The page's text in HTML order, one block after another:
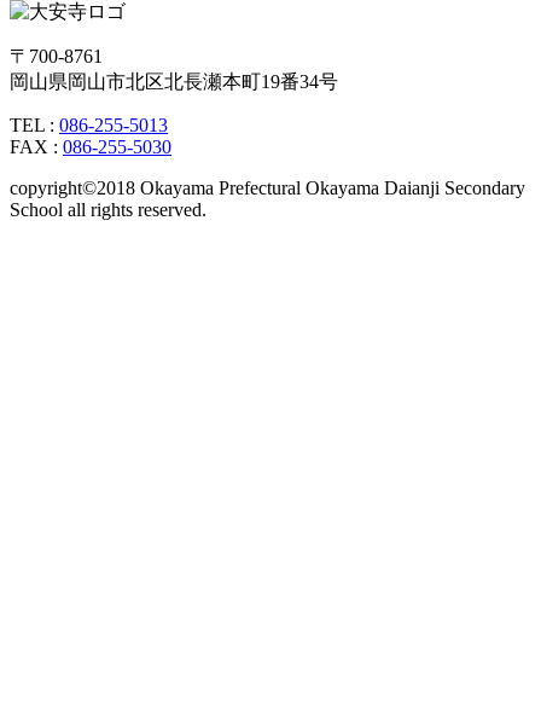
〒700-8761
岡山県岡山市北区北長瀬本町19番34号
TEL : 086-255-5013
FAX : 086-255-5030
copyright©2018 Okayama Prefectural Okayama Daianji Secondary
School all rights reserved.